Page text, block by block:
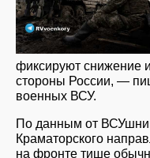
фиксируют снижение
стороны России, —
военных ВСУ.
По данным от
Краматорского
на фронте тише